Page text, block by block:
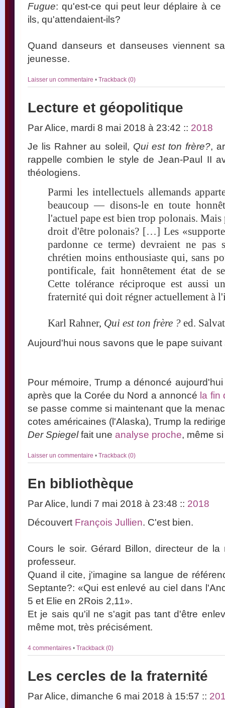
Fugue: qu'est-ce qui peut leur déplaire à ce
ils, qu'attendaient-ils?
Quand danseurs et danseuses viennent
jeunesse.
Laisser un commentaire • Trackback (0)
Lecture et géopolitique
Par Alice, mardi 8 mai 2018 à 23:42 :: 2018
Je lis Rahner au soleil, Qui est ton frère?,
rappelle combien le style de Jean-Paul II
théologiens.
Parmi les intellectuels allemands
beaucoup — disons-le en toute
l'actuel pape est bien trop polonais.
droit d'être polonais? […] Les
pardonne ce terme) devraient ne
chrétien moins enthousiaste qui, sans
pontificale, fait honnêtement état de
Cette tolérance réciproque est aussi
fraternité qui doit régner actuellement à
Karl Rahner, Qui est ton frère ? ed.
Aujourd'hui nous savons que le pape suivant
Pour mémoire, Trump a dénoncé
après que la Corée du Nord a annoncé la fin
se passe comme si maintenant que la
cotes américaines (l'Alaska), Trump la
Der Spiegelfait une analyse proche, même
Laisser un commentaire • Trackback (0)
En bibliothèque
Par Alice, lundi 7 mai 2018 à 23:48 :: 2018
Découvert François Jullien. C'est bien.
Cours le soir. Gérard Billon, directeur de
professeur.
Quand il cite, j'imagine sa langue de
Septante?: «Qui est enlevé au ciel dans
5 et Elie en 2Rois 2,11».
Et je sais qu'il ne s'agit pas tant d'être
même mot, très précisément.
4 commentaires • Trackback (0)
Les cercles de la fraternité
Par Alice, dimanche 6 mai 2018 à 15:57 ::